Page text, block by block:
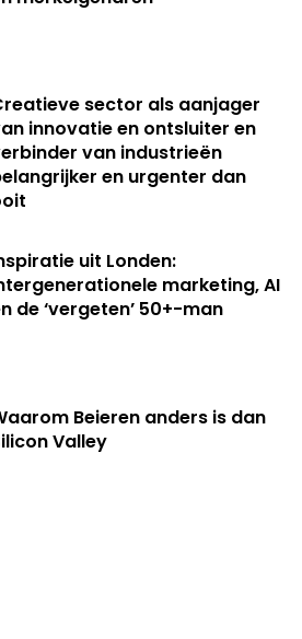
sector als aanjager
innovatie en ontsluiter en
van industrieën
en urgenter dan
uit Londen:
marketing, AI
de ‘vergeten’ 50+-man
Beieren anders is dan
Valley